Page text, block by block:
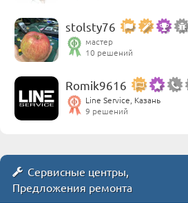
stolsty76
мастер
10 решений
Romik9616
Line Service, Казань
9 решений
Сервисные центры,
Предложения ремонта